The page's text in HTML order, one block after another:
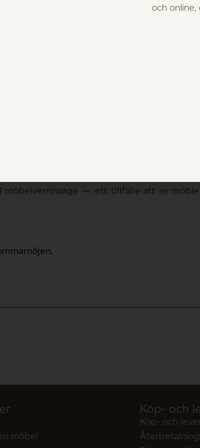
möbelvernissage — ett tillfälle att se
möbel
Köp- och
Köp- och
och